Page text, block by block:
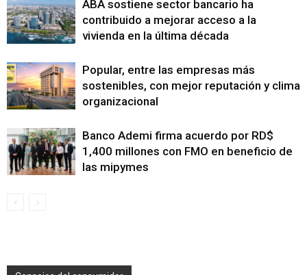
ABA sostiene sector bancario ha
contribuido a mejorar acceso a la
vivienda en la última década
Popular, entre las empresas más
sostenibles, con mejor reputación y clima
organizacional
Banco Ademi firma acuerdo por RD$
1,400 millones con FMO en beneficio de
las mipymes